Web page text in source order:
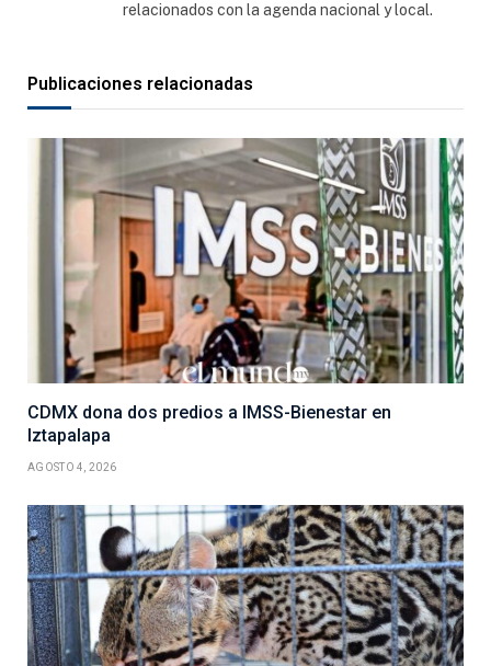
relacionados con la agenda nacional y local.
Publicaciones relacionadas
CDMX dona dos predios a IMSS-Bienestar en
Iztapalapa
AGOSTO 4, 2026